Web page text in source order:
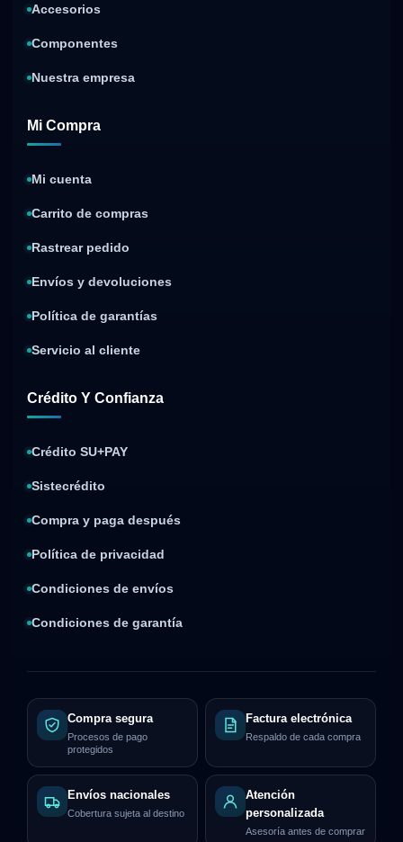
Accesorios
Componentes
Nuestra empresa
Mi Compra
Mi cuenta
Carrito de compras
Rastrear pedido
Envíos y devoluciones
Política de garantías
Servicio al cliente
Crédito Y Confianza
Crédito SU+PAY
Sistecrédito
Compra y paga después
Política de privacidad
Condiciones de envíos
Condiciones de garantía
Compra segura
Procesos de pago
protegidos
Factura electrónica
Respaldo de cada compra
Envíos nacionales
Cobertura sujeta al destino
Atención
personalizada
Asesoría antes de comprar